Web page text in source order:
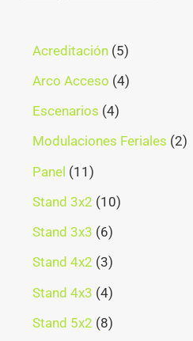
Acreditación 5
Arco Acceso 4
Escenarios 4
Modulaciones Feriales 2
Panel 11
Stand 3x2 10
Stand 3x3 6
Stand 4x2 3
Stand 4x3 4
Stand 5x2 8